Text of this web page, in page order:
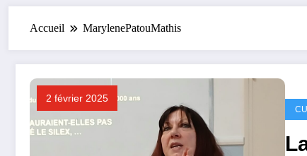
Accueil MarylenePatouMathis
2 février 2025